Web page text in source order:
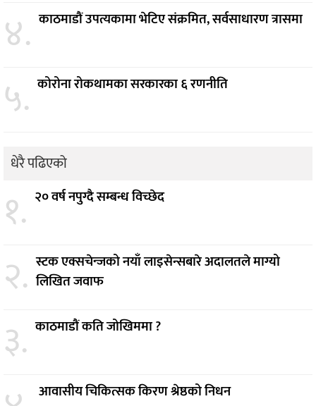
४. काठमाडौं उपत्यकामा भेटिए संक्रमित, सर्वसाधारण त्रासमा
५. कोरोना रोकथामका सरकारका ६ रणनीति
धेरै पढिएको
१. २० वर्ष नपुग्दै सम्बन्ध विच्छेद
२. स्टक एक्सचेन्जको नयाँ लाइसेन्सबारे अदालतले माग्यो
लिखित जवाफ
३. काठमाडौं कति जोखिममा ?
आवासीय चिकित्सक किरण श्रेष्ठको निधन